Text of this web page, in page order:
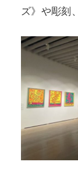
ズ》や彫刻